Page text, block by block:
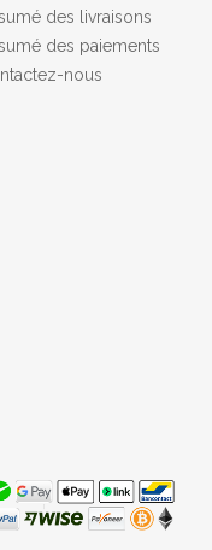
des livraisons
des paiements
nous